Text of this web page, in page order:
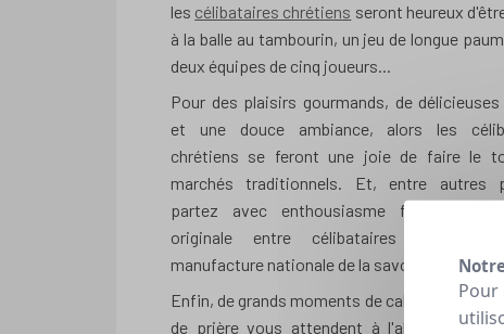
les célibataires chrétiens seront heureux
à la balle au tambourin, un jeu de longue
deux équipes de cinq joueurs...
Pour des plaisirs gourmands, de délicieuses
et une douce ambiance, alors les
chrétiens se feront une joie de faire le
marchés traditionnels. Et, entre autres
partez avec enthousiasme faire la
originale entre célibataires chrétiens
manufacture nationale de la savonnerie !
Enfin, de grands moments de calme, de
de prière vous attendent à l'abbaye de